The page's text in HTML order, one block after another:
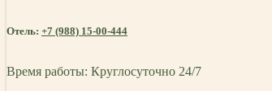
Отель: +7 (988) 15-00-444
Время работы: Круглосуточно 24/7